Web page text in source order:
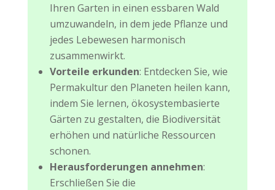
Ihren Garten in einen essbaren Wald
umzuwandeln, in dem jede Pflanze und
jedes Lebewesen harmonisch
zusammenwirkt.
Vorteile erkunden: Entdecken Sie, wie
Permakultur den Planeten heilen kann,
indem Sie lernen, ökosystembasierte
Gärten zu gestalten, die Biodiversität
erhöhen und natürliche Ressourcen
schonen.
Herausforderungen annehmen:
Erschließen Sie die